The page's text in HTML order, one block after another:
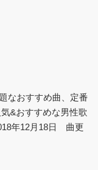
なおすすめ曲、定番
&おすすめな男性歌
年12月18日 曲更